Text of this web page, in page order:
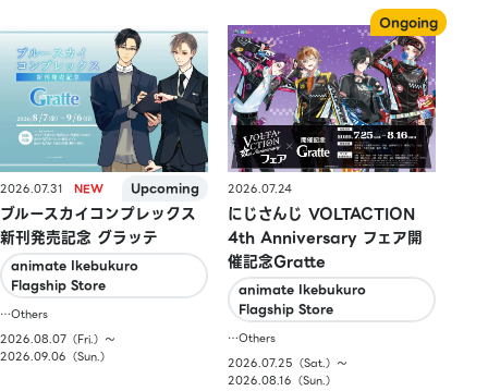
2026.07.31
ブルースカイコンプレックス
新刊発売記念 グラッテ
animate Ikebukuro
Flagship Store
…Others
2026.08.07（Fri.）〜
2026.09.06（Sun.）
2026.07.24
にじさんじ VOLTACTION
4th Anniversary フェア開
催記念Gratte
animate Ikebukuro
Flagship Store
…Others
2026.07.25（Sat.）〜
2026.08.16（Sun.）